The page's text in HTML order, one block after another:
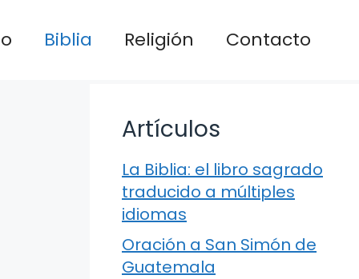
Biblia Religión Contacto
Artículos
La Biblia: el libro sagrado
traducido a múltiples
idiomas
Oración a San Simón de
Guatemala